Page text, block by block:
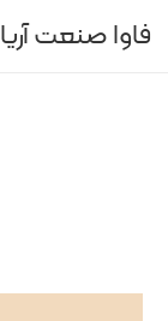
فاوا صنعت آریا